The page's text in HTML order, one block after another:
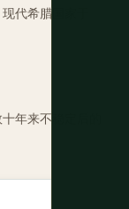
代希腊国家于
年来不稳定后的